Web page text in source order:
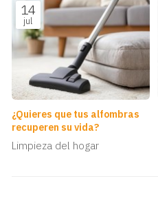
14
jul
¿Quieres que tus alfombras
recuperen su vida?
Limpieza del hogar